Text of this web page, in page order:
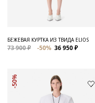
БЕЖЕВАЯ КУРТКА ИЗ ТВИДА ELIOS
73 900 ₽ -50% 36 950 ₽
-50%